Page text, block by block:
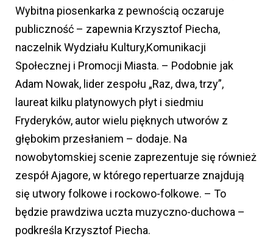
Wybitna piosenkarka z pewnością oczaruje
publiczność – zapewnia Krzysztof Piecha,
naczelnik Wydziału Kultury,Komunikacji
Społecznej i Promocji Miasta. – Podobnie jak
Adam Nowak, lider zespołu „Raz, dwa, trzy”,
laureat kilku platynowych płyt i siedmiu
Fryderyków, autor wielu pięknych utworów z
głębokim przesłaniem – dodaje. Na
nowobytomskiej scenie zaprezentuje się również
zespół Ajagore, w którego repertuarze znajdują
się utwory folkowe i rockowo-folkowe. – To
będzie prawdziwa uczta muzyczno-duchowa –
podkreśla Krzysztof Piecha.